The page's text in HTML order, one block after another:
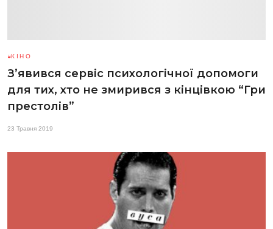
КІНО
З’явився сервіс психологічної допомоги
для тих, хто не змирився з кінцівкою “Гри
престолів”
23 Травня 2019